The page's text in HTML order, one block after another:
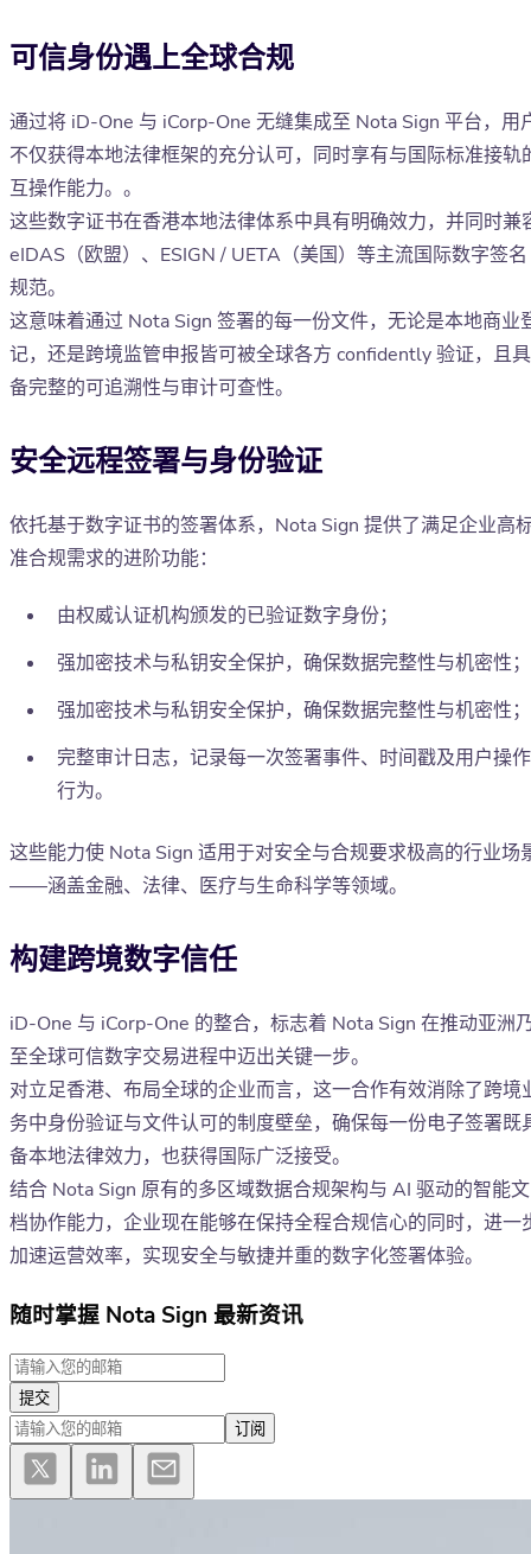
可信身份遇上全球合规
通过将 iD-One 与 iCorp-One 无缝集成至 Nota Sign 平台，用
不仅获得本地法律框架的充分认可，同时享有与国际标准接轨
互操作能力。。
这些数字证书在香港本地法律体系中具有明确效力，并同时兼
eIDAS（欧盟）、ESIGN / UETA（美国）等主流国际数字签名
规范。
这意味着通过 Nota Sign 签署的每一份文件，无论是本地商业
记，还是跨境监管申报皆可被全球各方 confidently 验证，且具
备完整的可追溯性与审计可查性。
安全远程签署与身份验证
依托基于数字证书的签署体系，Nota Sign 提供了满足企业高
准合规需求的进阶功能：
由权威认证机构颁发的已验证数字身份；
强加密技术与私钥安全保护，确保数据完整性与机密性；
强加密技术与私钥安全保护，确保数据完整性与机密性；
完整审计日志，记录每一次签署事件、时间戳及用户操作
行为。
这些能力使 Nota Sign 适用于对安全与合规要求极高的行业场
——涵盖金融、法律、医疗与生命科学等领域。
构建跨境数字信任
iD-One 与 iCorp-One 的整合，标志着 Nota Sign 在推动亚洲
至全球可信数字交易进程中迈出关键一步。
对立足香港、布局全球的企业而言，这一合作有效消除了跨境
务中身份验证与文件认可的制度壁垒，确保每一份电子签署既
备本地法律效力，也获得国际广泛接受。
结合 Nota Sign 原有的多区域数据合规架构与 AI 驱动的智能文
档协作能力，企业现在能够在保持全程合规信心的同时，进一
加速运营效率，实现安全与敏捷并重的数字化签署体验。
随时掌握 Nota Sign 最新资讯
提交
订阅